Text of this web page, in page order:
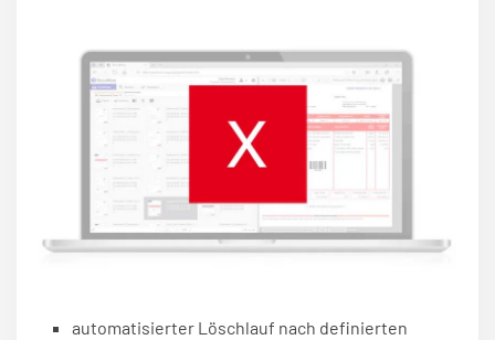
automatisierter Löschlauf nach definierten